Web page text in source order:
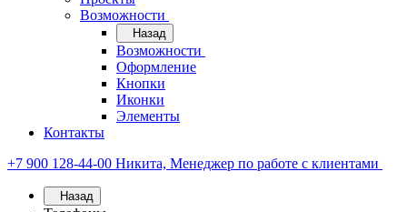
Возможности
Назад
Возможности
Оформление
Кнопки
Иконки
Элементы
Контакты
+7 900 128-44-00 Никита, Менеджер по работе с клиентами
Назад